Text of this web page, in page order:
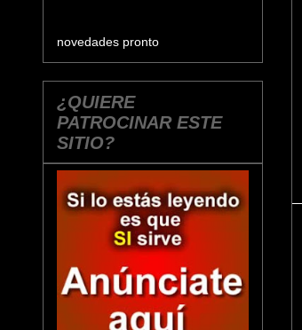
novedades pronto
¿QUIERE
PATROCINAR ESTE
SITIO?